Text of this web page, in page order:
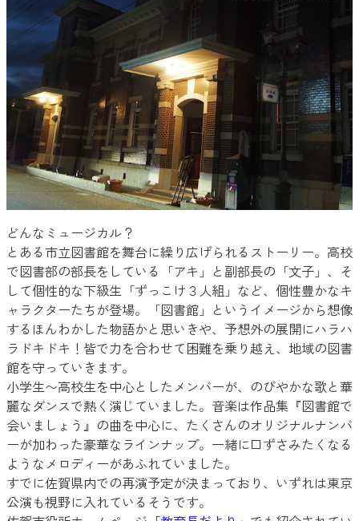
どんなミュージカル？
とある市立図書館を舞台に繰り広げられるストーリー。高校
で図書部の部長をしている「アキ」と副部長の「文子」、そ
して個性的な下級生「ずっこけ３人組」など、個性豊かなキ
ャラクターたちが登場。「図書館」というイメージから想像
するほんわかした物語かと思いきや、予想外の展開にハラハ
ラドキドキ！皆で力を合わせて困難を乗り越え、地域の図書
館を守っていきます。
小学生〜高校生を中心としたメンバーが、のびやかな歌と華
麗なダンスで熱く演じていました。音楽は作品集『図書館で
会いましょう』の曲を中心に、たくさんのオリジナルナンバ
ーが加わった豪華なラインナップ。一緒に口ずさみたくなる
ようなメロディーがあふれていました。
すでに佐賀県内での再演予定が決まっており、いずれは東京
公演も視野に入れているそうです。